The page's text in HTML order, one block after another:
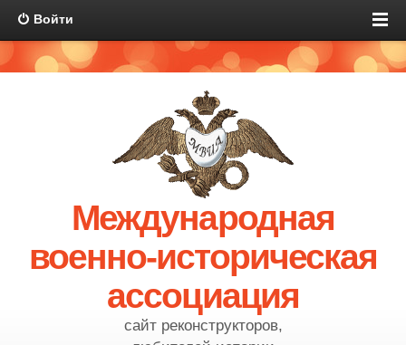
Войти
Международная
военно-историческая
ассоциация
сайт реконструкторов,